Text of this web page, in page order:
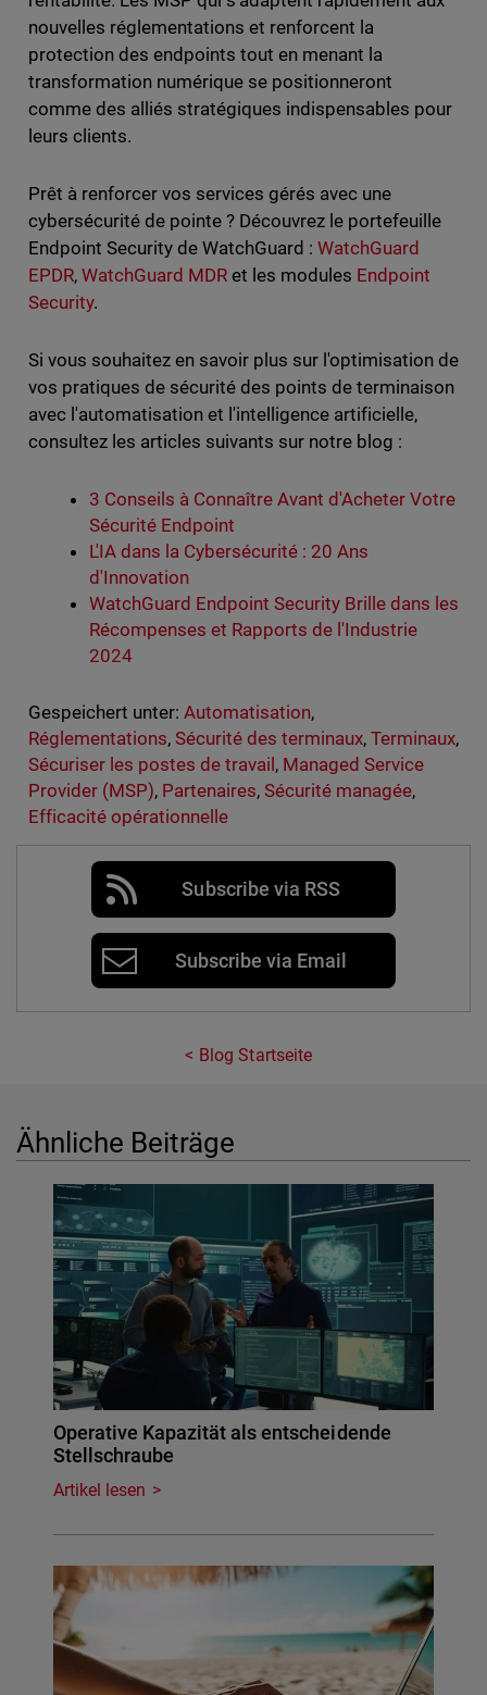
nouvelles réglementations et renforcent la
protection des endpoints tout en menant la
transformation numérique se positionneront
comme des alliés stratégiques indispensables pour
leurs clients.
Prêt à renforcer vos services gérés avec une
cybersécurité de pointe ? Découvrez le portefeuille
Endpoint Security de WatchGuard :WatchGuard
EPDR, WatchGuard MDRet les modules Endpoint
Security.
Si vous souhaitez en savoir plus sur l'optimisation de
vos pratiques de sécurité des points de terminaison
avec l'automatisation et l'intelligence artificielle,
consultez les articles suivants sur notre blog :
3 Conseils à Connaître Avant d'Acheter Votre
Sécurité Endpoint
L'IA dans la Cybersécurité : 20 Ans
d'Innovation
WatchGuard Endpoint Security Brille dans les
Récompenses et Rapports de l'Industrie
2024
Gespeichert unter: Automatisation,
Réglementations, Sécurité des terminaux,Terminaux,
Sécuriser les postes de travail , Managed Service
Provider (MSP), Partenaires,Sécurité managée,
Efficacité opérationnelle
Subscribe via RSS
Subscribe via Email
Blog Startseite
Ähnliche Beiträge
Operative Kapazität als entscheidende
Stellschraube
Artikel lesen